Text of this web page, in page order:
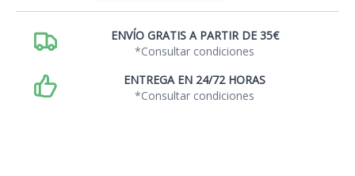
ENVÍO GRATIS A PARTIR DE 35€
*Consultar condiciones
ENTREGA EN 24/72 HORAS
*Consultar condiciones